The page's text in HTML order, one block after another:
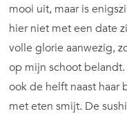
mooi uit, maar is
hier niet met een date
volle glorie aanwezig,
op mijn schoot
ook de helft naast
met eten smijt. De